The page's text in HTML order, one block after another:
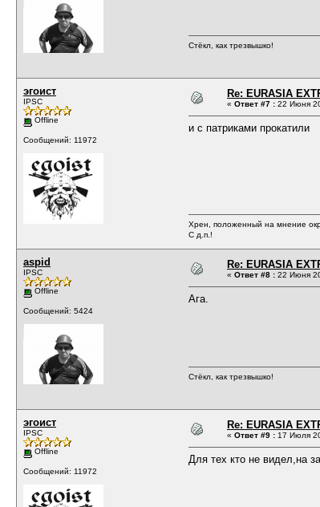
Стёкл, как трезвышко!
эгоист
IPSC
Offline
Сообщений: 11972
Re: EURASIA
« Ответ #7 : 22 Июня
и с патриками прокатили
Хрен, положенный на мнение
С д.п.!
aspid
IPSC
Offline
Сообщений: 5424
Re: EURASIA
« Ответ #8 : 22 Июня
Ага.
Стёкл, как трезвышко!
эгоист
IPSC
Offline
Сообщений: 11972
Re: EURASIA
« Ответ #9 : 17 Июля
Для тех кто не видел,на